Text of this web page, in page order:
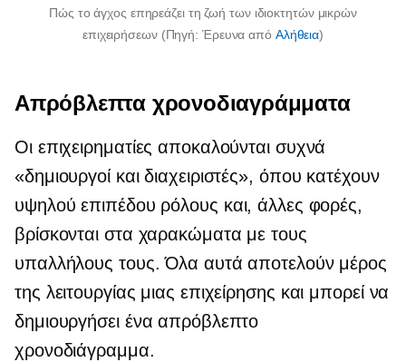
Πώς το άγχος επηρεάζει τη ζωή των ιδιοκτητών μικρών
επιχειρήσεων (Πηγή: Έρευνα από Αλήθεια)
Απρόβλεπτα χρονοδιαγράμματα
Οι επιχειρηματίες αποκαλούνται συχνά
«δημιουργοί και διαχειριστές», όπου κατέχουν
υψηλού επιπέδου ρόλους και, άλλες φορές,
βρίσκονται στα χαρακώματα με τους
υπαλλήλους τους. Όλα αυτά αποτελούν μέρος
της λειτουργίας μιας επιχείρησης και μπορεί να
δημιουργήσει ένα απρόβλεπτο
χρονοδιάγραμμα.